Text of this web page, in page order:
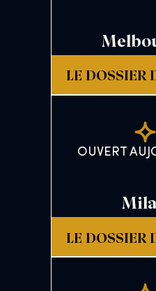
LE DOSSIER
OUVERT
LE DOSSIER